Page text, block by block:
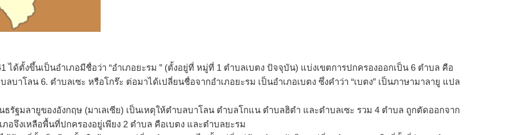
ได้ตั้งขึ้นเป็นอำเภอมีชื่อว่า “อำเภอยะรม ” (ตั้งอยู่ที่ หมู่ที่ 1 ตำบลเบตง ปัจจุบัน) แบ่งเขตการปกครองออกเป็น 6 ตำบล คือ
าโลน 6. ตำบลเซะ หรือโกร๊ะ ต่อมาได้เปลี่ยนชื่อจากอำเภอยะรม เป็นอำเภอเบตง ซึ่งคำว่า “เบตง” เป็นภาษามาลายู แปล
รัฐมลายูของอังกฤษ (มาเลเซีย) เป็นเหตุให้ตำบลบาโลน ตำบลโกแน ตำบลฮิตำ และตำบลเซะ รวม 4 ตำบล ถูกตัดออกจาก
อจึงเหลือพื้นที่ปกครองอยู่เพียง 2 ตำบล คือเบตง และตำบลยะรม